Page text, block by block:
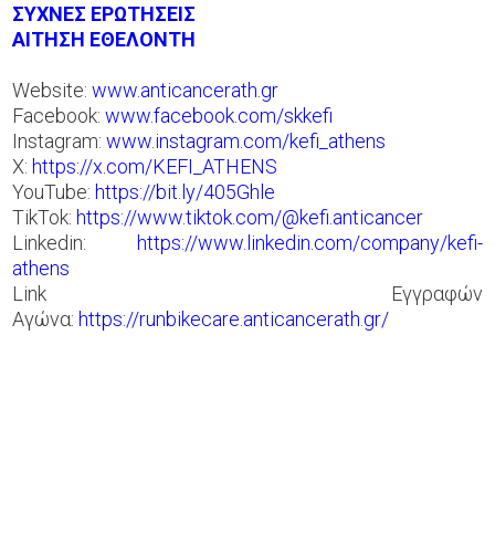
ΣΥΧΝΕΣ ΕΡΩΤΗΣΕΙΣ
ΑΙΤΗΣΗ ΕΘΕΛΟΝΤΗ
Website:www.anticancerath.gr
Facebook:www.facebook.com/skkefi
Instagram:www.instagram.com/kefi_athens
X:https://x.com/KEFI_ATHENS
YouTube:https://bit.ly/405Ghle
TikTok:https://www.tiktok.com/@kefi.anticancer
Linkedin: https://www.linkedin.com/company/kefi-
athens
Link Εγγραφών
Αγώνα:https://runbikecare.anticancerath.gr/